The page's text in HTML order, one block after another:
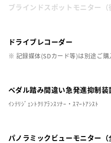
ブラインドスポットモニター（
ドライブレコーダー
※ 記録媒体(SDカード等)は別途ご
ペダル踏み間違い急発進抑制装
ｲﾝﾃﾘｼﾞｪﾝﾄｸﾘｱﾗﾝｽｿﾅｰ・ｽﾏｰﾄｱｼｽﾄ
パノラミックビューモニター（